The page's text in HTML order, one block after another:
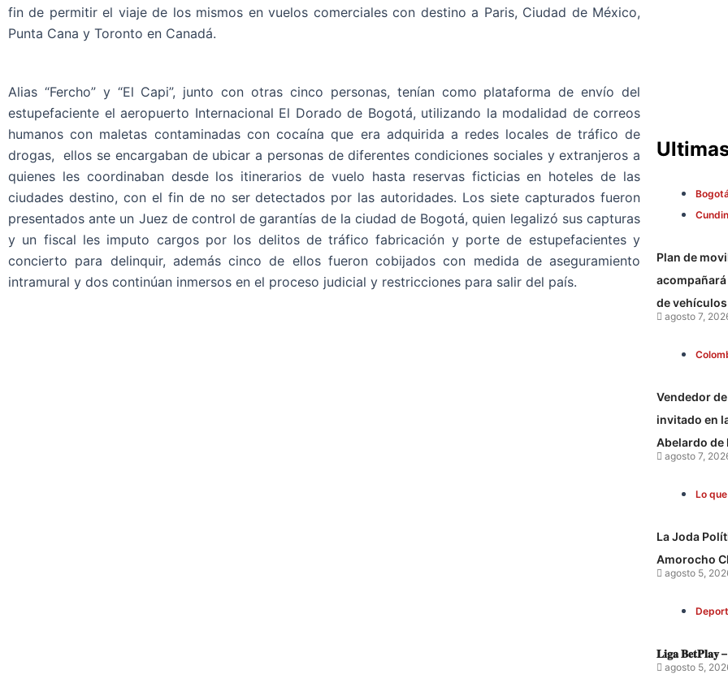
fin de permitir el viaje de los mismos en vuelos comerciales con destino a Paris, Ciudad de México,
Punta Cana y Toronto en Canadá.
Alias “Fercho” y “El Capi”, junto con otras cinco personas, tenían como plataforma de envío del
estupefaciente el aeropuerto Internacional El Dorado de Bogotá, utilizando la modalidad de correos
humanos con maletas contaminadas con cocaína que era adquirida a redes locales de tráfico de
drogas, ellos se encargaban de ubicar a personas de diferentes condiciones sociales y extranjeros a
quienes les coordinaban desde los itinerarios de vuelo hasta reservas ficticias en hoteles de las
ciudades destino, con el fin de no ser detectados por las autoridades. Los siete capturados fueron
presentados ante un Juez de control de garantías de la ciudad de Bogotá, quien legalizó sus capturas
y un fiscal les imputo cargos por los delitos de tráfico fabricación y porte de estupefacientes y
concierto para delinquir, además cinco de ellos fueron cobijados con medida de aseguramiento
intramural y dos continúan inmersos en el proceso judicial y restricciones para salir del país.
Plan de
de
agosto 7,
Vendedor
invitado en
Abelardo de
agosto 7,
Lo
La Joda
Amorocho
agosto 5,
𝐋𝐢𝐠𝐚 𝐁𝐞𝐭𝐏𝐥𝐚𝐲
agosto 5,